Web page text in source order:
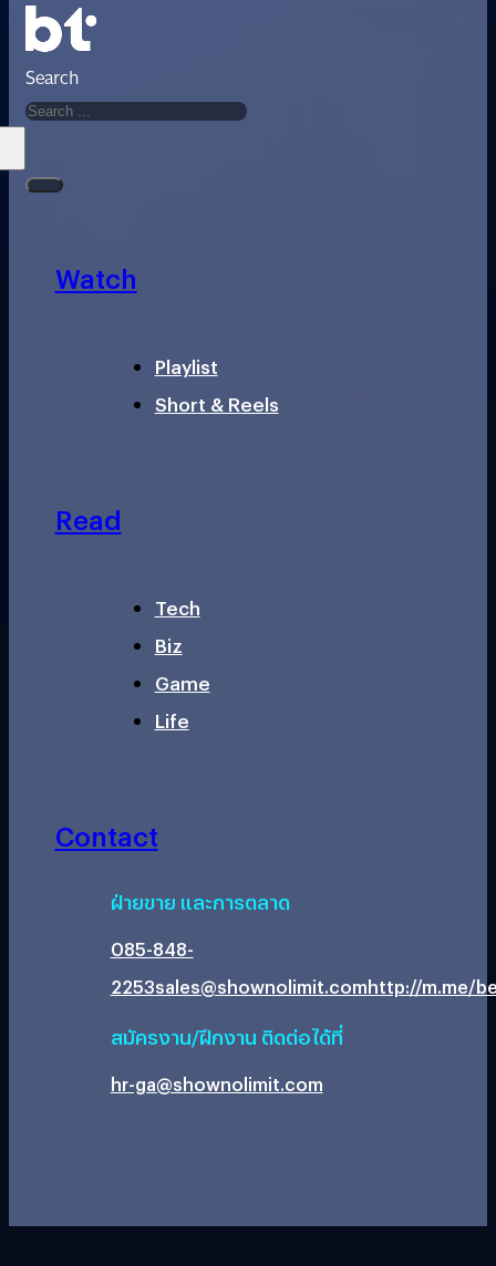
Search
Watch
Playlist
Short & Reels
Read
Tech
Biz
Game
Life
Contact
ฝ่ายขาย และการตลาด
085-848-
2253sales@shownolimit.comhttp://m.me/
สมัครงาน/ฝึกงาน ติดต่อได้ที่
hr-ga@shownolimit.com